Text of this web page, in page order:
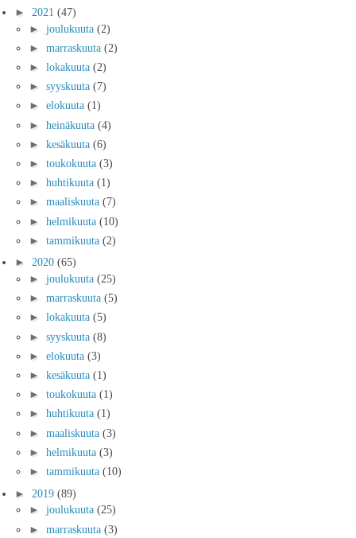
► 2021 (47)
► joulukuuta (2)
► marraskuuta (2)
► lokakuuta (2)
► syyskuuta (7)
► elokuuta (1)
► heinäkuuta (4)
► kesäkuuta (6)
► toukokuuta (3)
► huhtikuuta (1)
► maaliskuuta (7)
► helmikuuta (10)
► tammikuuta (2)
► 2020 (65)
► joulukuuta (25)
► marraskuuta (5)
► lokakuuta (5)
► syyskuuta (8)
► elokuuta (3)
► kesäkuuta (1)
► toukokuuta (1)
► huhtikuuta (1)
► maaliskuuta (3)
► helmikuuta (3)
► tammikuuta (10)
► 2019 (89)
► joulukuuta (25)
► marraskuuta (3)